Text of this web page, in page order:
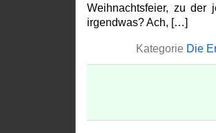
Weihnachtsfeier, zu
irgendwas? Ach, […]
Kategorie Die